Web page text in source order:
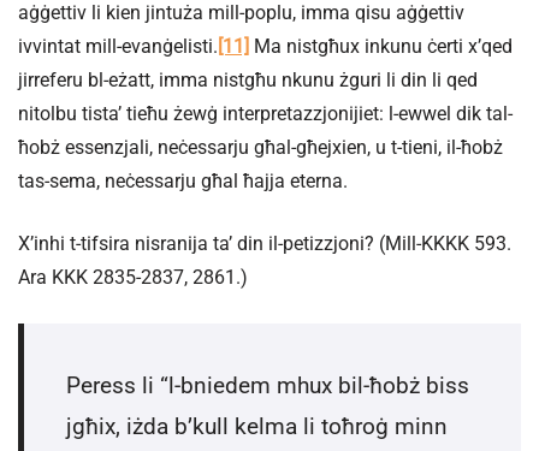
aġġettiv li kien jintuża mill-poplu, imma qisu aġġettiv
ivvintat mill-evanġelisti. [11] Ma nistgħux inkunu ċerti x’qed
jirreferu bl-eżatt, imma nistgħu nkunu żguri li din li qed
nitolbu tista’ tieħu żewġ interpretazzjonijiet: l-ewwel dik tal-
ħobż essenzjali, neċessarju għal-għejxien, u t-tieni, il-ħobż
tas-sema, neċessarju għal ħajja eterna.
X’inhi t-tifsira nisranija ta’ din il-petizzjoni? (Mill-KKKK 593.
Ara KKK 2835-2837, 2861.)
Peress li “l-bniedem mhux bil-ħobż biss
jgħix, iżda b’kull kelma li toħroġ minn